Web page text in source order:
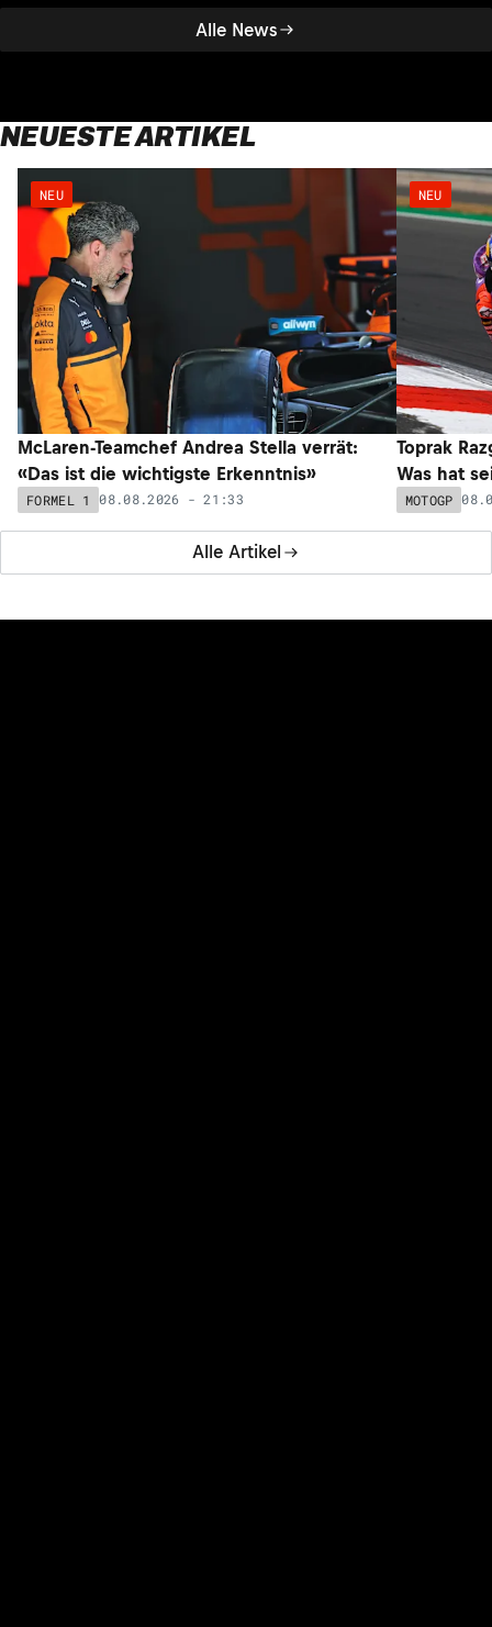
Alle News
NEUESTE ARTIKEL
Alle Artikel
NEU
McLaren-Teamchef Andrea Stella verrät:
«Das ist die wichtigste Erkenntnis»
FORMEL 1 08.08.2026 - 21:33
NEU
Toprak
Was hat
MOTOGP